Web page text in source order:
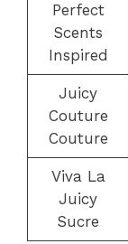
Perfect
Scents
Inspired
Juicy
Couture
Couture
Viva La
Juicy
Sucre